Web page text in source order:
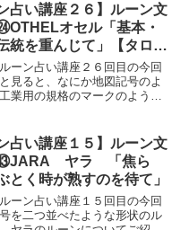
占い講座２６】ルーン文
OTHELオセル「基本・
統を重んじて」【タロッ
だと？】
ーン占い講座２６回目の今回
見ると、なにか地図記号のよ
業用の規格のマークのように
占い講座１５】ルーン文
ヤラ 「焦ら
とく時が熟すのを待て」
ーン占い講座１５回目の今回
を二つ並べたような形状のル